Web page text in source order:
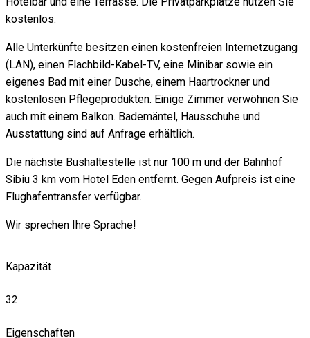
kostenlos.
Alle Unterkünfte besitzen einen kostenfreien Internetzugang
(LAN), einen Flachbild-Kabel-TV, eine Minibar sowie ein
eigenes Bad mit einer Dusche, einem Haartrockner und
kostenlosen Pflegeprodukten. Einige Zimmer verwöhnen Sie
auch mit einem Balkon. Bademäntel, Hausschuhe und
Ausstattung sind auf Anfrage erhältlich.
Die nächste Bushaltestelle ist nur 100 m und der Bahnhof
Sibiu 3 km vom Hotel Eden entfernt. Gegen Aufpreis ist eine
Flughafentransfer verfügbar.
Wir sprechen Ihre Sprache!
Kapazität
32
Eigenschaften